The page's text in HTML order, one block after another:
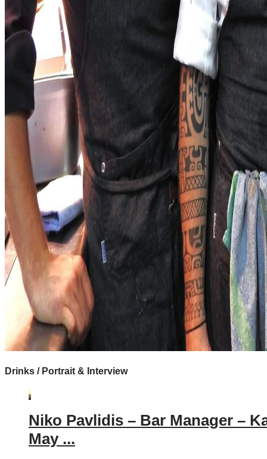
Drinks / Portrait & Interview
Niko Pavlidis – Bar Manager –
May ...